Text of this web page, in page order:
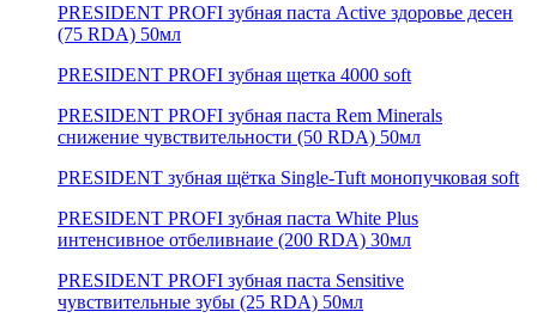
PRESIDENT PROFI зубная паста Active здоровье десен
(75 RDA) 50мл
PRESIDENT PROFI зубная щетка 4000 soft
PRESIDENT PROFI зубная паста Rem Minerals
снижение чувствительности (50 RDA) 50мл
PRESIDENT зубная щётка Single-Tuft монопучковая soft
PRESIDENT PROFI зубная паста White Plus
интенсивное отбеливнаие (200 RDA) 30мл
PRESIDENT PROFI зубная паста Sensitive
чувствительные зубы (25 RDA) 50мл